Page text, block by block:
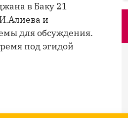
в Баку 21
и
для обсуждения.
под эгидой